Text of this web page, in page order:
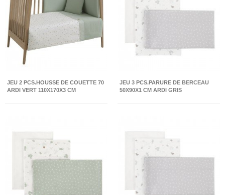
JEU 2 PCS.HOUSSE DE COUETTE 70
ARDI VERT 110X170X3 CM
JEU 3 PCS.PARURE DE BERCEAU
50X90X1 CM ARDI GRIS